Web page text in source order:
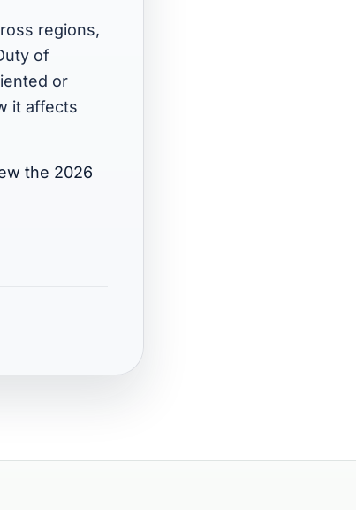
regions,
of
or
it affects
the 2026